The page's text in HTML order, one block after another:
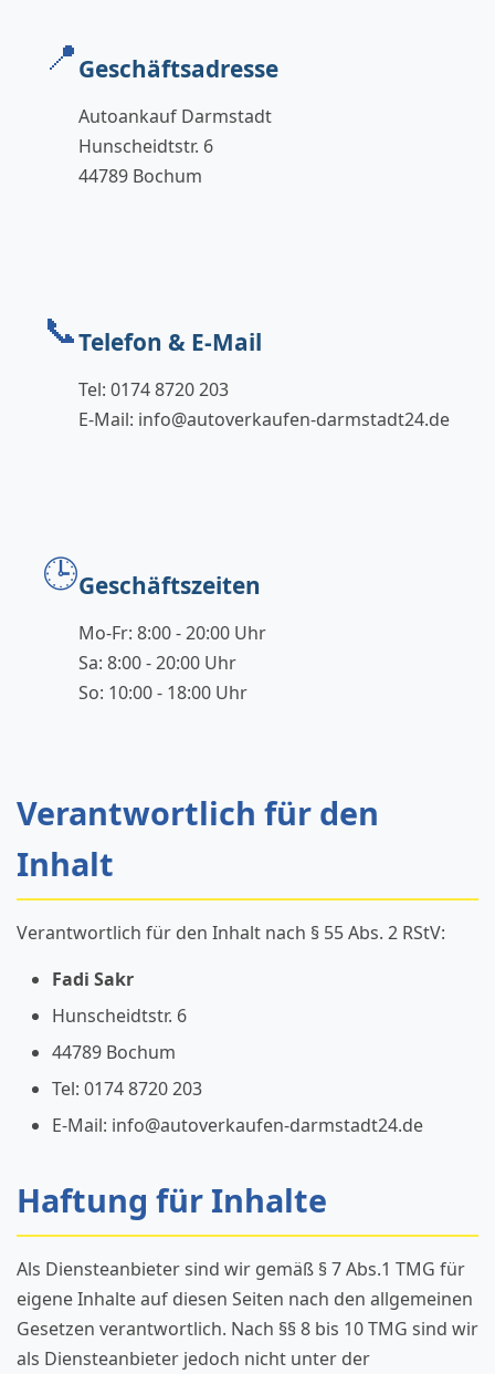
📍Geschäftsadresse
Autoankauf Darmstadt
Hunscheidtstr. 6
44789 Bochum
📞Telefon & E-Mail
Tel: 0174 8720 203
E-Mail: info@autoverkaufen-darmstadt24.de
🕒Geschäftszeiten
Mo-Fr: 8:00 - 20:00 Uhr
Sa: 8:00 - 20:00 Uhr
So: 10:00 - 18:00 Uhr
Verantwortlich für den
Inhalt
Verantwortlich für den Inhalt nach § 55 Abs. 2 RStV:
Fadi Sakr
Hunscheidtstr. 6
44789 Bochum
Tel: 0174 8720 203
E-Mail: info@autoverkaufen-darmstadt24.de
Haftung für Inhalte
Als Diensteanbieter sind wir gemäß § 7 Abs.1 TMG für
eigene Inhalte auf diesen Seiten nach den allgemeinen
Gesetzen verantwortlich. Nach §§ 8 bis 10 TMG sind wir
als Diensteanbieter jedoch nicht unter der